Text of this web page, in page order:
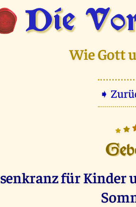
Die
Wie Gott
➧
für Kinder